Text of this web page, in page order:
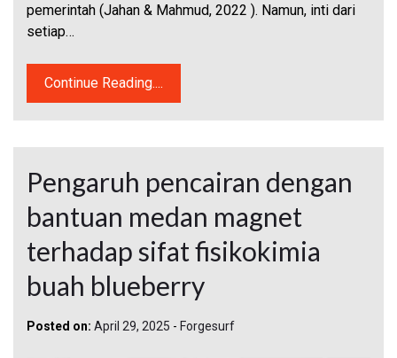
pemerintah (Jahan & Mahmud, 2022 ). Namun, inti dari
setiap…
Continue Reading....
Pengaruh pencairan dengan
bantuan medan magnet
terhadap sifat fisikokimia
buah blueberry
Posted on: April 29, 2025 - Forgesurf